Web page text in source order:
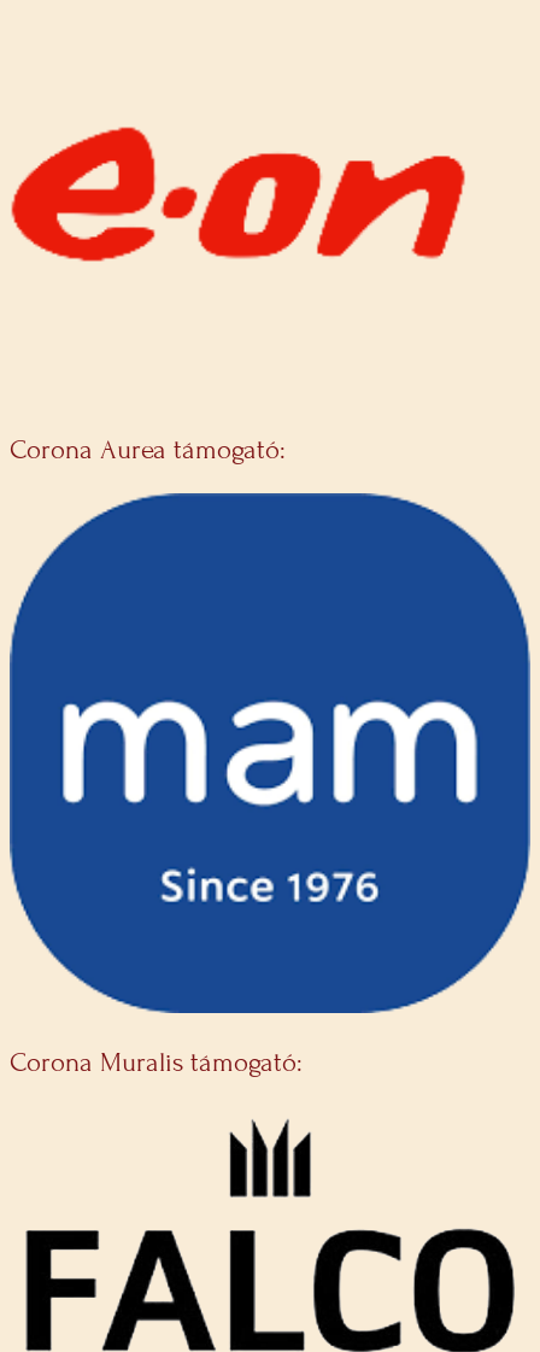
Corona Aurea támogató:
Corona Muralis támogató: